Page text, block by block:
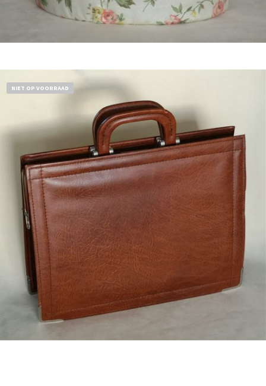
NIET OP VOORRAAD